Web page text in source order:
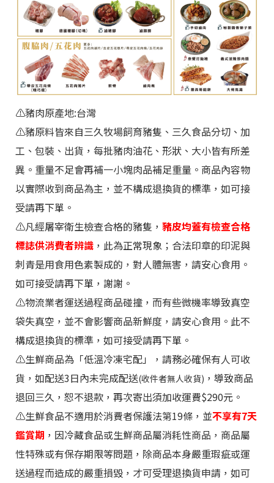
◆ 保存方法：請放置陰涼且乾燥處保存商品，避免受潮
變質。開封後建議冷藏保存，並儘快食用完畢。
◆ 保存期限：24個月
◆有效日期 : 標示於包裝上​。
◆商品拍攝時會受環境、光線等因素影響，請以實物為
準。
親赴產地精挑細選
嚴格把關原料的品質，
當季原始食材新鮮製
作
知識型的Youtuber
香料老司機 Rex
⚠️豬肉原產地:台灣
⚠️豬原料皆來自三久牧場飼育豬隻、三久食品分切、加
工、包裝、出貨，每批豬肉油花、形狀、大小皆有所差
異。重量不足會再補一小塊肉品補足重量。商品內容物
以實際收到商品為主，並不構成退換貨的標準，如可接
受請再下單。
⚠️凡經屠宰衛生檢查合格的豬隻， 豬皮均蓋有檢查合格
標誌供消費者辨識 ，此為正常現象；合法印章的印泥與
刺青是用食用色素製成的，對人體無害，請安心食用。
如可接受請再下單 ，謝謝。
⚠️物流業者運送過程商品碰撞，而有些微機率導致真空
袋失真空，並不會影響商品新鮮度，請安心食用。此不
構成退換貨的標準，如可接受請再下單。
⚠️生鮮商品為「低溫冷凍宅配」，請務必確保有人可收
貨，如配送3日內未完成配送(收件者無人收貨) ，導致商品
退回三久，恕不退款，再次寄出須加收運費$290元。
⚠️生鮮食品不適用於消費者保護法第19條，並不享有7天
鑑賞期 ，因冷藏食品或生鮮商品屬消耗性商品，商品屬
性特殊或有保存期限等問題，除商品本身嚴重瑕疵或運
送過程而造成的嚴重損毀，才可受理退換貨申請，如可